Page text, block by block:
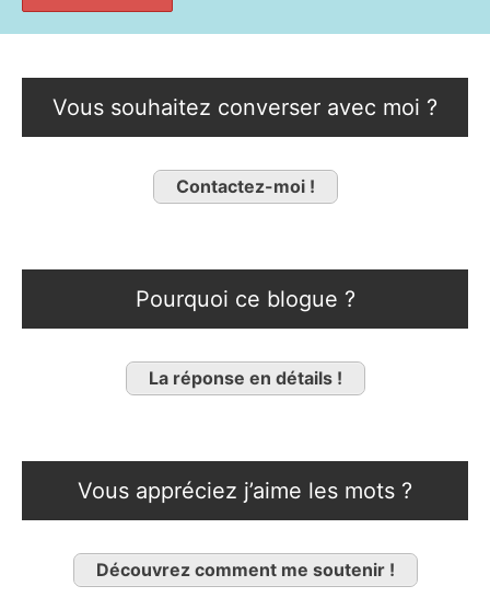
Vous souhaitez converser avec moi ?
Contactez-moi !
Pourquoi ce blogue ?
La réponse en détails !
Vous appréciez j’aime les mots ?
Découvrez comment me soutenir !